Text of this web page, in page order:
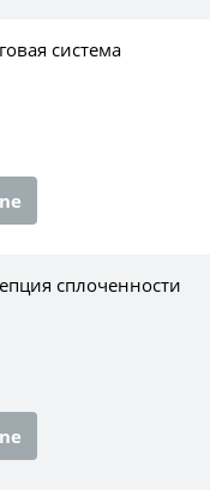
система
сплоченности